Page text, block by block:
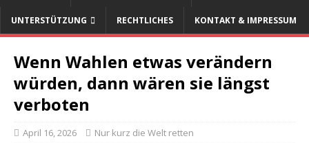
UNTERSTÜTZUNG RECHTLICHES KONTAKT & IMPRESSUM
Wenn Wahlen etwas verändern
würden, dann wären sie längst
verboten
April 16, 2026 Nur kurz die Welt retten